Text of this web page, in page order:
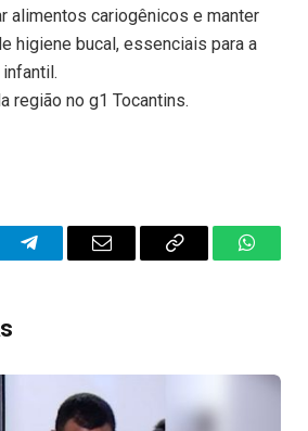
alimentos cariogênicos e manter
higiene bucal, essenciais para a
região no g1 Tocantins.
TelegramEmail
Copy